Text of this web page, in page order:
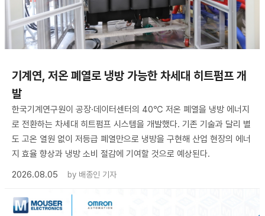
기계연, 저온 폐열로 냉방 가능한 차세대 히트펌프 개
발
한국기계연구원이 공장·데이터센터의 40℃ 저온 폐열을 냉방 에너지
로 전환하는 차세대 히트펌프 시스템을 개발했다. 기존 기술과 달리 별
도 고온 열원 없이 저등급 폐열만으로 냉방을 구현해 산업 현장의 에너
지 효율 향상과 냉방 소비 절감에 기여할 것으로 예상된다.
2026.08.05
by 배종인 기자